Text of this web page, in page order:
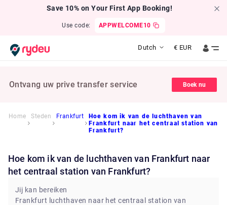
Save 10% on Your First App Booking!
Use code: APPWELCOME10
Dutch € EUR
Ontvang uw prive transfer service Boek nu
Home Steden Frankfurt
Hoe kom ik van de luchthaven van
Frankfurt naar het centraal station van
Frankfurt?
Hoe kom ik van de luchthaven van Frankfurt naar
het centraal station van Frankfurt?
Jij kan bereiken
Frankfurt luchthaven naar het centraal station van